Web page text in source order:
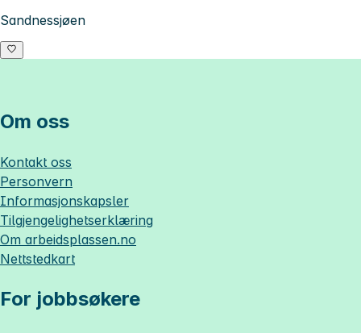
Sandnessjøen
Om oss
Kontakt oss
Personvern
Informasjonskapsler
Tilgjengelighetserklæring
Om arbeidsplassen.no
Nettstedkart
For jobbsøkere